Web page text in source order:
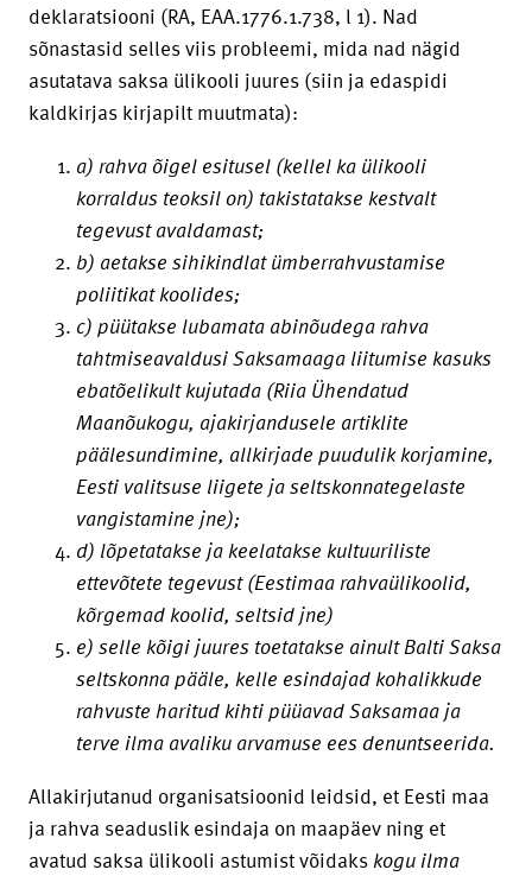
deklaratsiooni (RA, EAA.1776.1.738, l 1). Nad
sõnastasid selles viis probleemi, mida nad nägid
asutatava saksa ülikooli juures (siin ja edaspidi
kaldkirjas kirjapilt muutmata):
a) rahva õigel esitusel (kellel ka ülikooli
korraldus teoksil on) takistatakse kestvalt
tegevust avaldamast;
b) aetakse sihikindlat ümberrahvustamise
poliitikat koolides;
c) püütakse lubamata abinõudega rahva
tahtmiseavaldusi Saksamaaga liitumise kasuks
ebatõelikult kujutada (Riia Ühendatud
Maanõukogu, ajakirjandusele artiklite
päälesundimine, allkirjade puudulik korjamine,
Eesti valitsuse liigete ja seltskonnategelaste
vangistamine jne);
d) lõpetatakse ja keelatakse kultuuriliste
ettevõtete tegevust (Eestimaa rahvaülikoolid,
kõrgemad koolid, seltsid jne)
e) selle kõigi juures toetatakse ainult Balti Saksa
seltskonna pääle, kelle esindajad kohalikkude
rahvuste haritud kihti püüavad Saksamaa ja
terve ilma avaliku arvamuse ees denuntseerida.
Allakirjutanud organisatsioonid leidsid, et Eesti maa
ja rahva seaduslik esindaja on maapäev ning et
avatud saksa ülikooli astumist võidakskogu ilma